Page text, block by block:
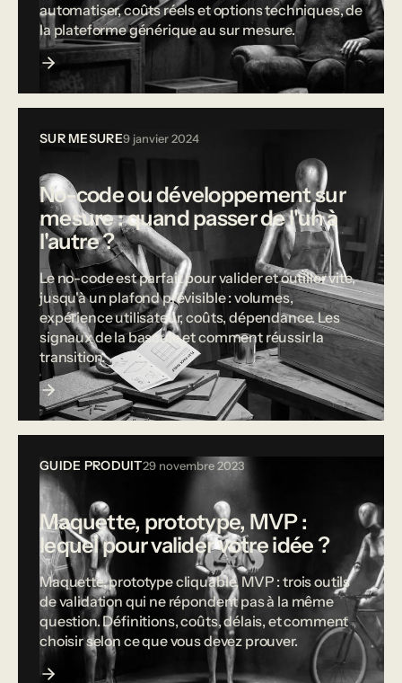
automatiser, coûts réels et options techniques, de
la plateforme générique au sur mesure.
SUR MESURE9 janvier 2024
No-code ou développement sur
mesure : quand passer de l'un à
l'autre ?
Le no-code est parfait pour valider et outiller vite,
jusqu'à un plafond prévisible : volumes,
expérience utilisateur, coûts, dépendance. Les
signaux de la bascule et comment réussir la
transition.
GUIDE PRODUIT29 novembre 2023
Maquette, prototype, MVP :
lequel pour valider votre idée ?
Maquette, prototype cliquable, MVP : trois outils
de validation qui ne répondent pas à la même
question. Définitions, coûts, délais, et comment
choisir selon ce que vous devez prouver.